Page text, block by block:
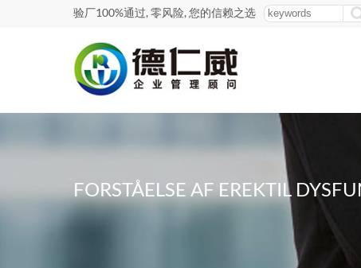
验厂100%通过, 零风险, 您的信赖之选
FORSTÅELSE AF EREKTIL